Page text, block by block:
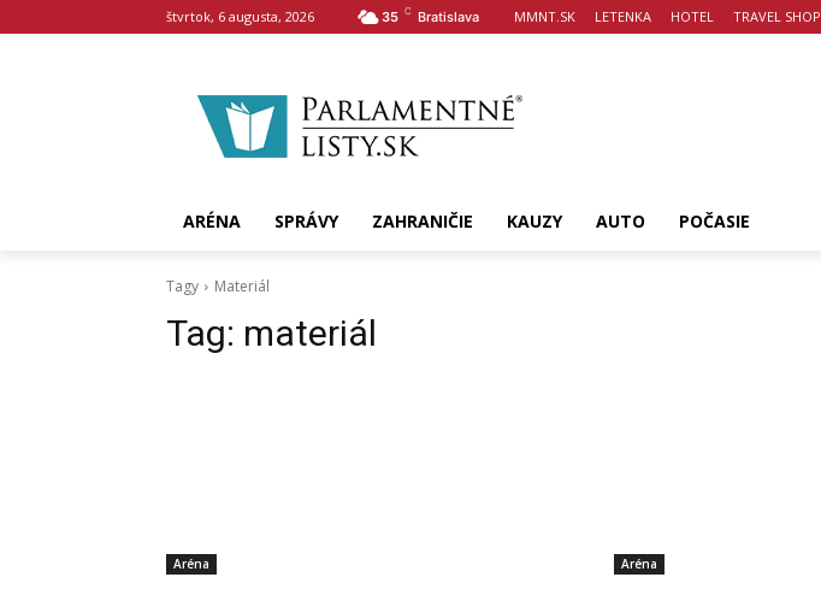
štvrtok, 6 augusta, 2026 35 C Bratislava MMNT.SK LETENKA HOTEL TRAVEL SHOP
ARÉNA SPRÁVY ZAHRANIČIE KAUZY AUTO POČASIE
Tagy Materiál
Tag: materiál
Aréna Aréna